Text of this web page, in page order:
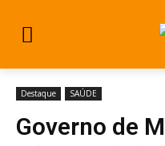
Destaque SAÚDE
Governo de